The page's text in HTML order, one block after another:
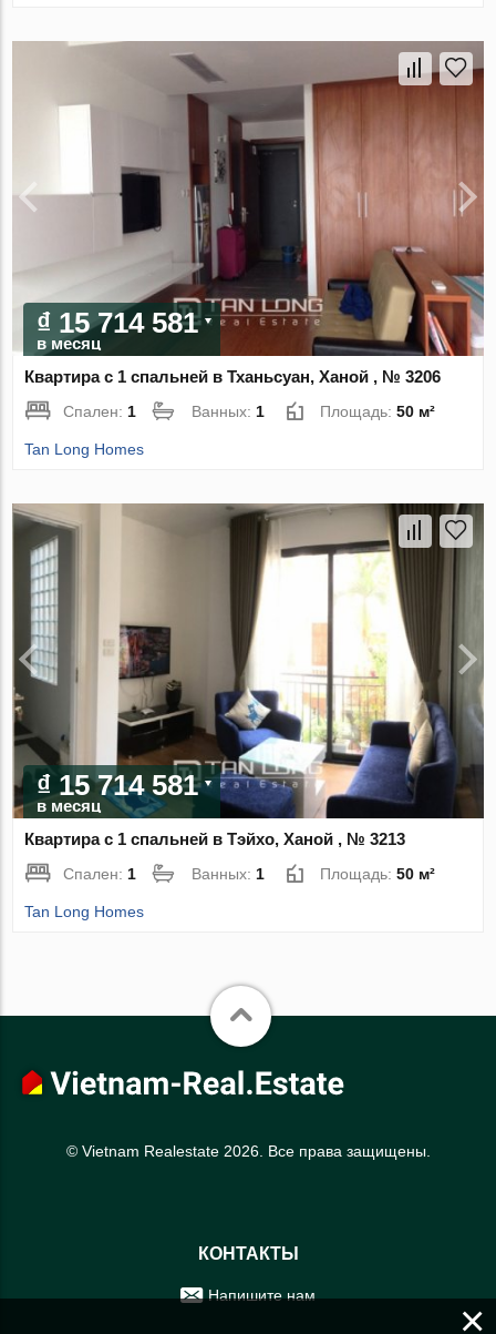
₫ 15 714 581
в месяц
Квартира с 1 спальней в Тханьсуан, Ханой , № 3206
Спален: 1 Ванных: 1 Площадь:50 м²
Tan Long Homes
₫ 15 714 581
в месяц
Квартира с 1 спальней в Тэйхо, Ханой , № 3213
Спален: 1 Ванных: 1 Площадь:50 м²
Tan Long Homes
© Vietnam Realestate 2026. Все права защищены.
КОНТАКТЫ
Напишите нам
×